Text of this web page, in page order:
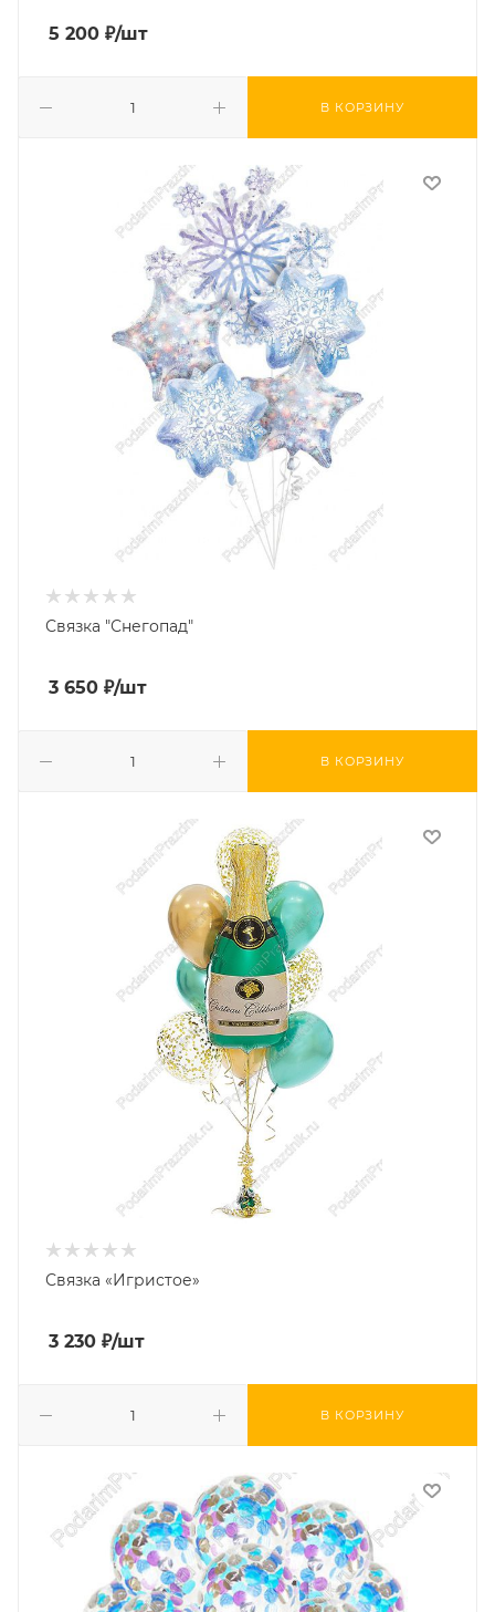
5 200 ₽/шт
В КОРЗИНУ
Связка "Снегопад"
3 650 ₽/шт
В КОРЗИНУ
Связка «Игристое»
3 230 ₽/шт
В КОРЗИНУ